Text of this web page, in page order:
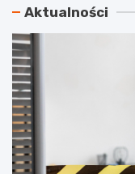
Aktualności